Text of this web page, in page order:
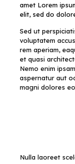
amet Lorem
elit, sed do
Sed ut
voluptatem
rem aperiam,
et quasi
Nemo enim
aspernatur aut
magni dolores
Nulla laoreet